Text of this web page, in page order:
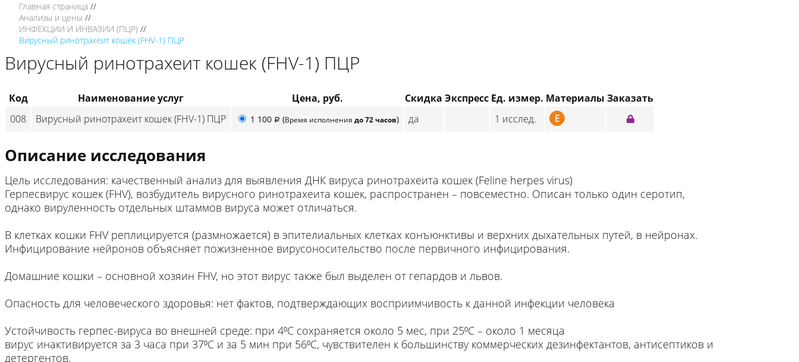
Главная страница
Анализы и цены
ИНФЕКЦИИ И ИНВАЗИИ (ПЦР)
Вирусный ринотрахеит кошек (FHV-1) ПЦР
Вирусный ринотрахеит кошек (FHV-1) ПЦР
Код Наименование услуг Цена, руб. Скидка Экспресс Ед. измер. Материалы Заказать
008
Вирусный ринотрахеит кошек (FHV-1) ПЦР 1 100 p (Время исполнения до 72 часов) да 1 исслед. E
Описание исследования
Цель исследования: качественный анализ для выявления ДНК вируса ринотрахеита кошек (Feline herpes virus)
Герпесвирус кошек (FHV), возбудитель вирусного ринотрахеита кошек, распространен – повсеместно. Описан только один серотип,
однако вируленность отдельных штаммов вируса может отличаться.
В клетках кошки FHV реплицируется (размножается) в эпителиальных клетках конъюнктивы и верхних дыхательных путей, в нейронах.
Инфицирование нейронов объясняет пожизненное вирусоносительство после первичного инфицирования.
Домашние кошки – основной хозяин FHV, но этот вирус также был выделен от гепардов и львов.
Опасность для человеческого здоровья: нет фактов, подтверждающих восприимчивость к данной инфекции человека
Устойчивость герпес-вируса во внешней среде: при 4⁰С сохраняется около 5 мес, при 25⁰С – около 1 месяца
вирус инактивируется за 3 часа при 37⁰С и за 5 мин при 56⁰С, чувствителен к большинству коммерческих дезинфектантов, антисептиков и
детергентов.